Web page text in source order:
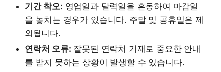
기간 착오: 영업일과 달력일을 혼동하여 마감일
을 놓치는 경우가 있습니다. 주말 및 공휴일은 제
외됩니다.
연락처 오류: 잘못된 연락처 기재로 중요한 안내
를 받지 못하는 상황이 발생할 수 있습니다.